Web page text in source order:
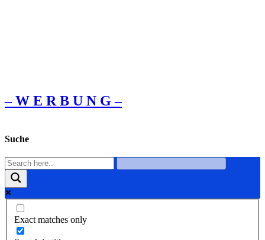
– W Ε R Β U Ν G –
Suche
Exact matches only